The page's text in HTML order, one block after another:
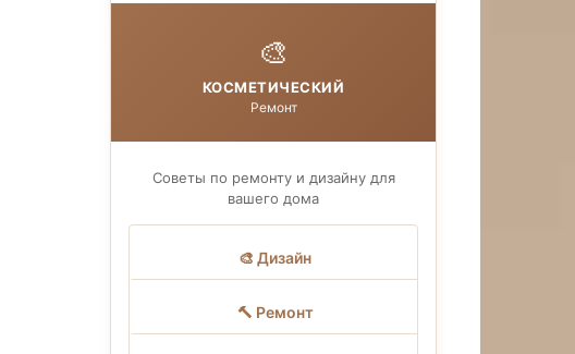
🎨
КОСМЕТИЧЕСКИЙ
Ремонт
Советы по ремонту и дизайну для
вашего дома
🎨 Дизайн
🔨 Ремонт